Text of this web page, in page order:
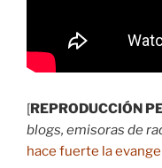
[REPRODUCCIÓN
blogs, emisoras de
hace fuerte la